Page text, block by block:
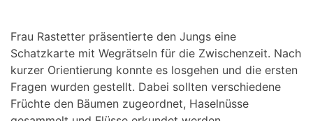
Frau Rastetter präsentierte den Jungs eine
Schatzkarte mit Wegrätseln für die Zwischenzeit. Nach
kurzer Orientierung konnte es losgehen und die ersten
Fragen wurden gestellt. Dabei sollten verschiedene
Früchte den Bäumen zugeordnet, Haselnüsse